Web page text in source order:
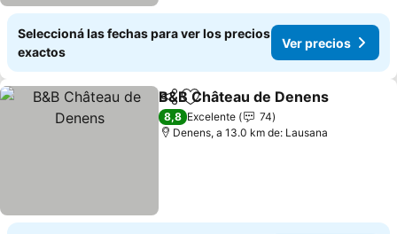
Seleccioná las fechas para ver los precios
exactos
Ver precios
CompartirAñadir a favoritos
B&B Château de Denens
8,8 Excelente
74
Denens, a 13.0 km de: Lausana